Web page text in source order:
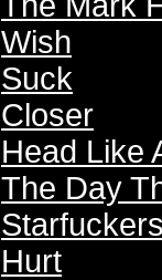
Wish
Suck
Closer
Head Like
The Day
Hurt